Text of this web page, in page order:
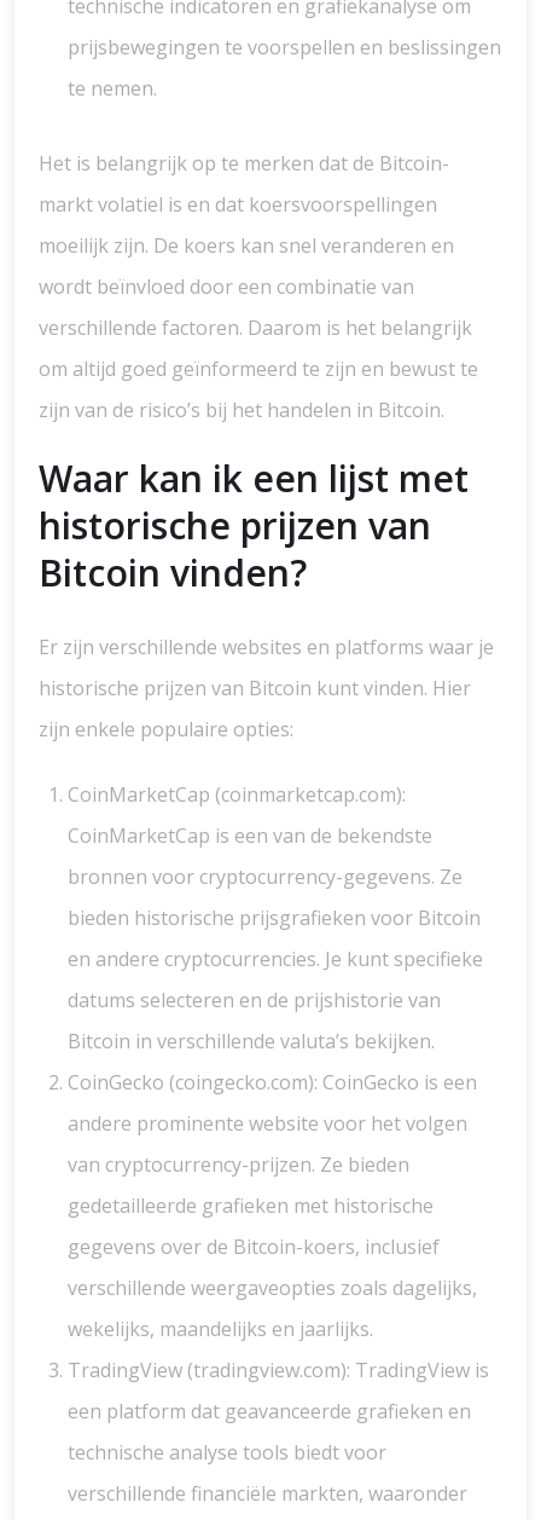
technische indicatoren en grafiekanalyse om
prijsbewegingen te voorspellen en beslissingen
te nemen.
Het is belangrijk op te merken dat de Bitcoin-
markt volatiel is en dat koersvoorspellingen
moeilijk zijn. De koers kan snel veranderen en
wordt beïnvloed door een combinatie van
verschillende factoren. Daarom is het belangrijk
om altijd goed geïnformeerd te zijn en bewust te
zijn van de risico’s bij het handelen in Bitcoin.
Waar kan ik een lijst met
historische prijzen van
Bitcoin vinden?
Er zijn verschillende websites en platforms waar je
historische prijzen van Bitcoin kunt vinden. Hier
zijn enkele populaire opties:
CoinMarketCap (coinmarketcap.com):
CoinMarketCap is een van de bekendste
bronnen voor cryptocurrency-gegevens. Ze
bieden historische prijsgrafieken voor Bitcoin
en andere cryptocurrencies. Je kunt specifieke
datums selecteren en de prijshistorie van
Bitcoin in verschillende valuta’s bekijken.
CoinGecko (coingecko.com): CoinGecko is een
andere prominente website voor het volgen
van cryptocurrency-prijzen. Ze bieden
gedetailleerde grafieken met historische
gegevens over de Bitcoin-koers, inclusief
verschillende weergaveopties zoals dagelijks,
wekelijks, maandelijks en jaarlijks.
TradingView (tradingview.com): TradingView is
een platform dat geavanceerde grafieken en
technische analyse tools biedt voor
verschillende financiële markten, waaronder